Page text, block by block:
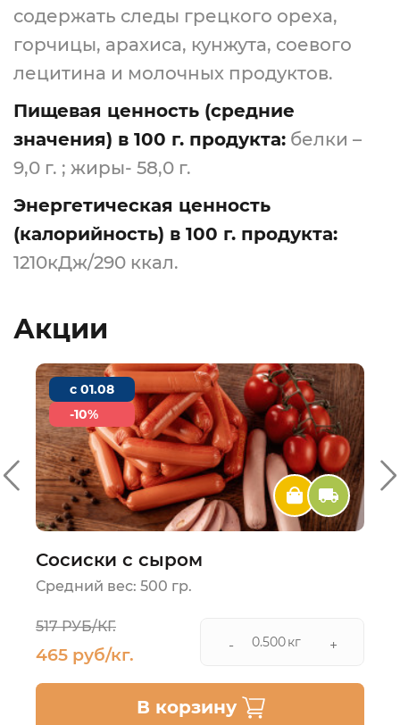
содержать следы грецкого ореха,
горчицы, арахиса, кунжута, соевого
лецитина и молочных продуктов.
Пищевая ценность (средние
значения) в 100 г. продукта: белки –
9,0 г. ; жиры- 58,0 г.
Энергетическая ценность
(калорийность) в 100 г. продукта:
1210кДж/290 ккал.
Акции
c 01.08
-10%
Сосиски с сыром
Средний вес: 500 гр.
517 РУБ/КГ.
465 руб/кг. - кг +
В корзину